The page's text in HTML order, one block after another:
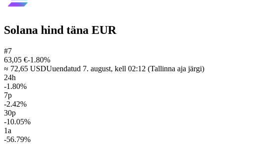
Solana hind täna EUR
#7
63,05 €-1.80%
≈ 72,65 USDUuendatud 7. august, kell 02:12 (Tallinna aja järgi)
24h
-1.80%
7p
-2.42%
30p
-10.05%
1a
-56.79%